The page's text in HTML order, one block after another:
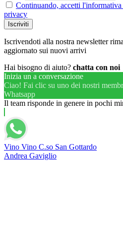
Continuando, accetti l'informativa
privacy
Iscrivendoti alla nostra newsletter
aggiornato sui nuovi arrivi
Hai bisogno di aiuto? chatta con noi
Inizia un a conversazione
Ciao! Fai clic su uno dei nostri
Whatsapp
Il team risponde in genere in pochi
Vino Vino C.so San Gottardo
Andrea Gaviglio